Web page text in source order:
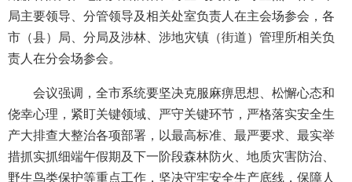
局主要领导、分管领导及相关处室负责人在主会场参会，各
市（县）局、分局及涉林、涉地灾镇（街道）管理所相关负
责人在分会场参会。
会议强调，全市系统要坚决克服麻痹思想、松懈心态和
侥幸心理，紧盯关键领域、严守关键环节，严格落实安全生
产大排查大整治各项部署，以最高标准、最严要求、最实举
措抓实抓细端午假期及下一阶段森林防火、地质灾害防治、
野生鸟类保护等重点工作，坚决守牢安全生产底线，保障人